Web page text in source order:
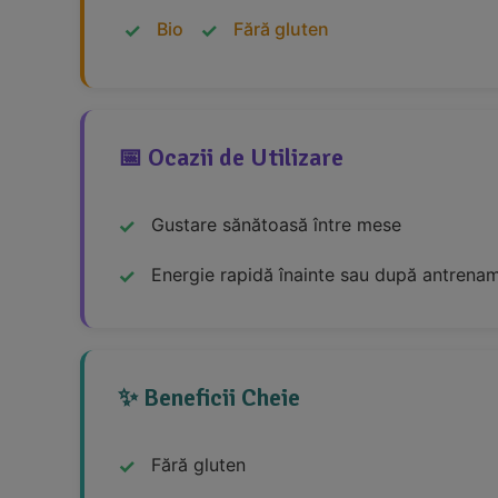
Bio Fără gluten
📅 Ocazii de Utilizare
Gustare sănătoasă între mese
Energie rapidă înainte sau după
✨ Beneficii Cheie
Fără gluten